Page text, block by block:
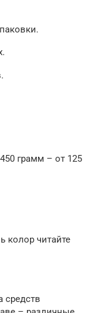
грамм – от 125
колор читайте
средств